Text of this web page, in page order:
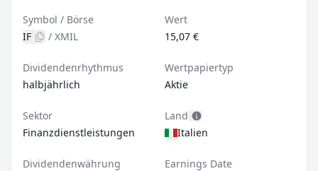
Symbol / Börse
IF
/ XMIL
Wert
15,07 €
Dividendenrhythmus
halbjährlich
Wertpapiertyp
Aktie
Sektor
Finanzdienstleistungen
Land
Italien
Dividendenwährung
Earnings Date